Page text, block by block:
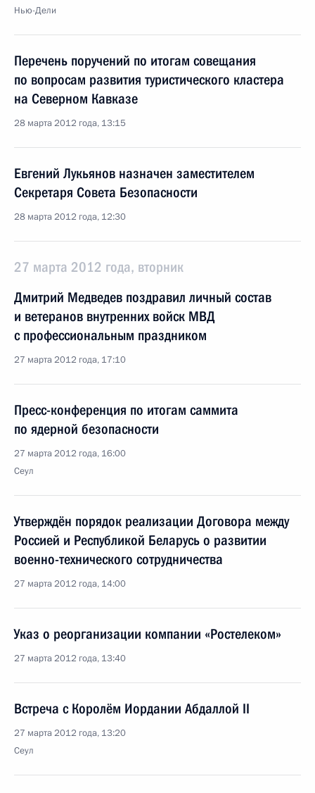
Нью-Дели
Перечень поручений по итогам совещания
по вопросам развития туристического кластера
на Северном Кавказе
28 марта 2012 года, 13:15
Евгений Лукьянов назначен заместителем
Секретаря Совета Безопасности
28 марта 2012 года, 12:30
27 марта 2012 года, вторник
Дмитрий Медведев поздравил личный состав
и ветеранов внутренних войск МВД
с профессиональным праздником
27 марта 2012 года, 17:10
Пресс-конференция по итогам саммита
по ядерной безопасности
27 марта 2012 года, 16:00
Сеул
Утверждён порядок реализации Договора между
Россией и Республикой Беларусь о развитии
военно-технического сотрудничества
27 марта 2012 года, 14:00
Указ о реорганизации компании «Ростелеком»
27 марта 2012 года, 13:40
Встреча с Королём Иордании Абдаллой II
27 марта 2012 года, 13:20
Сеул